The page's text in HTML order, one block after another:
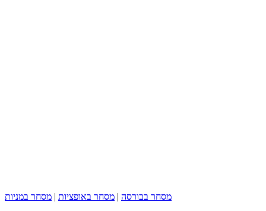
מסחר בבורסה | מסחר באופציות | מסחר במניות